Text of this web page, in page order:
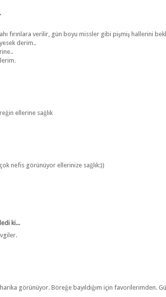
fırınlara verilir, gün boyu missler gibi pişmiş hallerini
derim..
ellerine sağlık
nefis görünüyor ellerinize sağlık:))
ki...
görünüyor. Böreğe bayıldığım için favorilerimden.